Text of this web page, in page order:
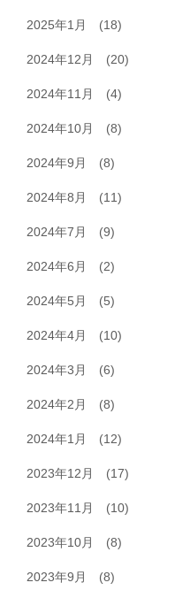
2025年1月 (18)
2024年12月 (20)
2024年11月 (4)
2024年10月 (8)
2024年9月 (8)
2024年8月 (11)
2024年7月 (9)
2024年6月 (2)
2024年5月 (5)
2024年4月 (10)
2024年3月 (6)
2024年2月 (8)
2024年1月 (12)
2023年12月 (17)
2023年11月 (10)
2023年10月 (8)
2023年9月 (8)